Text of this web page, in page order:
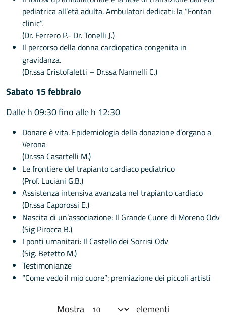
pediatrica all’età adulta. Ambulatori dedicati: la “Fontan
clinic”.
(Dr. Ferrero P.- Dr. Tonelli J.)
Il percorso della donna cardiopatica congenita in
gravidanza.
(Dr.ssa Cristofaletti – Dr.ssa Nannelli C.)
Sabato 15 febbraio
Dalle h 09:30 fino alle h 12:30
Donare è vita. Epidemiologia della donazione d’organo a
Verona
(Dr.ssa Casartelli M.)
Le frontiere del trapianto cardiaco pediatrico
(Prof. Luciani G.B.)
Assistenza intensiva avanzata nel trapianto cardiaco
(Dr.ssa Caporossi E.)
Nascita di un’associazione: Il Grande Cuore di Moreno Odv
(Sig Pirocca B.)
I ponti umanitari: Il Castello dei Sorrisi Odv
(Sig. Betetto M.)
Testimonianze
“Come vedo il mio cuore”: premiazione dei piccoli artisti
Mostra
elementi